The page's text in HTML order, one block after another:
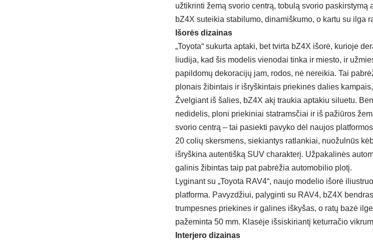
užtikrinti žemą svorio centrą, tobulą svorio
bZ4X suteikia stabilumo, dinamiškumo, o kartu su ilga
Išorės dizainas
„Toyota“ sukurta aptaki, bet tvirta bZ4X išorė, kurioje
liudija, kad šis modelis vienodai tinka ir miesto, ir
papildomų dekoracijų jam, rodos, nė nereikia. Tai
plonais žibintais ir išryškintais priekinės dalies
Žvelgiant iš šalies, bZ4X akį traukia aptakiu siluetu.
nedidelis, ploni priekiniai statramsčiai ir iš pažiūros
svorio centrą – tai pasiekti pavyko dėl naujos
20 colių skersmens, siekiantys ratlankiai, nuožulnūs
išryškina autentišką SUV charakterį. Užpakalinės
galinis žibintas taip pat pabrėžia automobilio plotį.
Lyginant su „Toyota RAV4“, naujo modelio išorė
platforma. Pavyzdžiui, palyginti su RAV4, bZ4X
trumpesnes priekines ir galines iškyšas, o ratų bazė
pažeminta 50 mm. Klasėje išsiskiriantį keturračio
Interjero dizainas